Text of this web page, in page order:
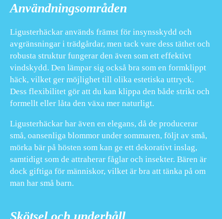
Användningsområden
Ligusterhäckar används främst för insynsskydd och
avgränsningar i trädgårdar, men tack vare dess täthet och
robusta struktur fungerar den även som ett effektivt
vindskydd. Den lämpar sig också bra som en formklippt
häck, vilket ger möjlighet till olika estetiska uttryck.
Dess flexibilitet gör att du kan klippa den både strikt och
formellt eller låta den växa mer naturligt.
Ligusterhäckar har även en elegans, då de producerar
små, oansenliga blommor under sommaren, följt av små,
mörka bär på hösten som kan ge ett dekorativt inslag,
samtidigt som de attraherar fåglar och insekter. Bären är
dock giftiga för människor, vilket är bra att tänka på om
man har små barn.